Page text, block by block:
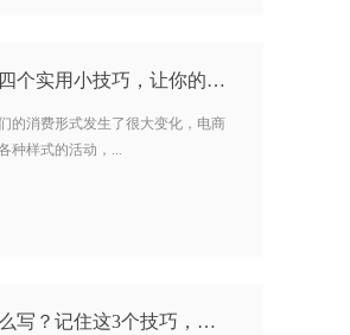
购物节软文怎么写？四个实用小技巧，让你的营销推广有效果…
的消费形式发生了很大变化，电商
种样式的活动，...
电脑行业软文文案怎么写？记住这3个技巧，写文案更有效果…